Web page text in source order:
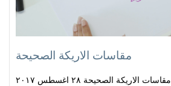
مقاسات الاريكة الصحيحة
مقاسات الاريكة الصحيحة ٢٨ اغسطس ٢٠١٧